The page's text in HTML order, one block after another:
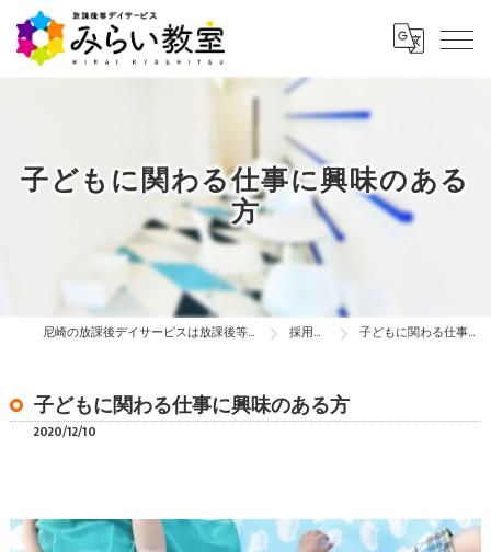
子どもに関わる仕事に興味のある
方
尼崎の放課後デイサービスは放課後等デイサービス みらい教室 採用ブログ 子どもに関わる仕事に興味のある方
子どもに関わる仕事に興味のある方
2020/12/10